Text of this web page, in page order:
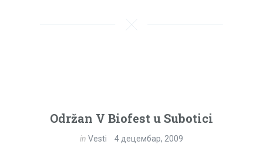
Održan V Biofest u Subotici
in Vesti 4 децембар, 2009